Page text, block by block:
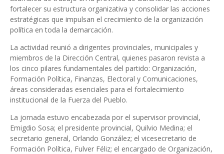
fortalecer su estructura organizativa y consolidar las acciones
estratégicas que impulsan el crecimiento de la organización
política en toda la demarcación.
La actividad reunió a dirigentes provinciales, municipales y
miembros de la Dirección Central, quienes pasaron revista a
los cinco pilares fundamentales del partido: Organización,
Formación Política, Finanzas, Electoral y Comunicaciones,
áreas consideradas esenciales para el fortalecimiento
institucional de la Fuerza del Pueblo.
La jornada estuvo encabezada por el supervisor provincial,
Emigdio Sosa; el presidente provincial, Quilvio Medina; el
secretario general, Orlando González; el vicesecretario de
Formación Política, Fulver Féliz; el encargado de Organización,